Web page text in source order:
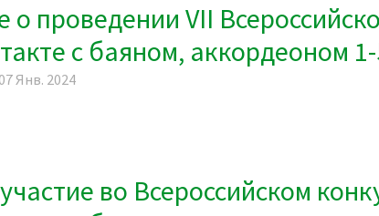
проведении VII
с баяном, аккордеоном
Янв. 2024
во Всероссийском